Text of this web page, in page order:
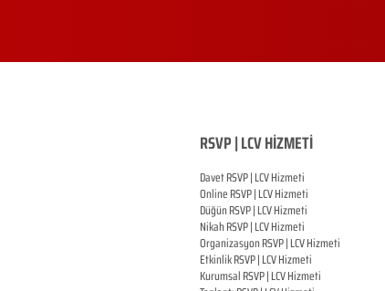
RSVP | LCV HİZMETİ
Davet RSVP | LCV Hizmeti
OnlineRSVP |LCV Hizmeti
DüğünRSVP |LCV Hizmeti
NikahRSVP |LCV Hizmeti
OrganizasyonRSVP |LCV Hizmeti
EtkinlikRSVP |LCV Hizmeti
KurumsalRSVP |LCV Hizmeti